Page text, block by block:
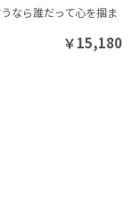
なら誰だって心を掴ま
￥15,180